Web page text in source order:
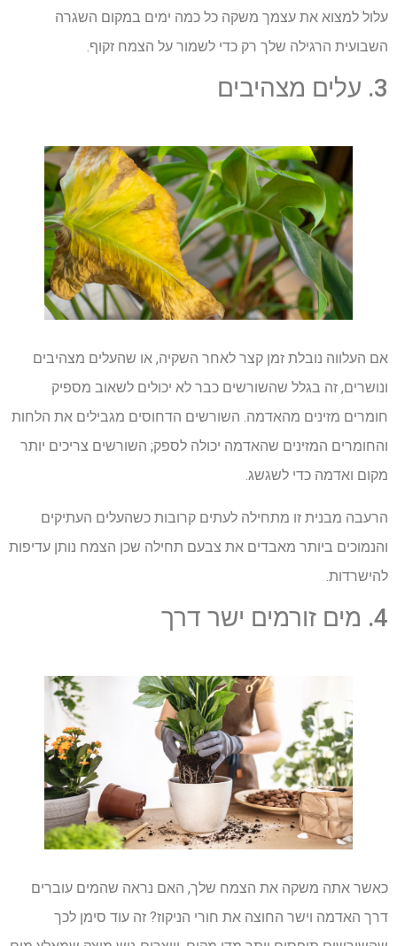
עלול למצוא את עצמך משקה כל כמה ימים במקום השגרה
השבועית הרגילה שלך רק כדי לשמור על הצמח זקוף.
3. עלים מצהיבים
אם העלווה נובלת זמן קצר לאחר השקיה, או שהעלים מצהיבים
ונושרים, זה בגלל שהשורשים כבר לא יכולים לשאוב מספיק
חומרים מזינים מהאדמה. השורשים הדחוסים מגבילים את הלחות
והחומרים המזינים שהאדמה יכולה לספק; השורשים צריכים יותר
מקום ואדמה כדי לשגשג.
הרעבה מבנית זו מתחילה לעתים קרובות כשהעלים העתיקים
והנמוכים ביותר מאבדים את צבעם תחילה שכן הצמח נותן עדיפות
להישרדות.
4. מים זורמים ישר דרך
כאשר אתה משקה את הצמח שלך, האם נראה שהמים עוברים
דרך האדמה וישר החוצה את חורי הניקוז? זה עוד סימן לכך